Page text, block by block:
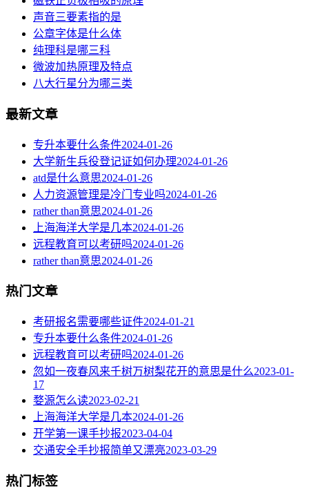
声音三要素指的是
公章字体是什么体
纯理科是哪三科
微波加热原理及特点
八大行星分为哪三类
最新文章
专升本要什么条件2024-01-26
大学新生兵役登记证如何办理2024-01-26
atd是什么意思2024-01-26
人力资源管理是冷门专业吗2024-01-26
rather than意思2024-01-26
上海海洋大学是几本2024-01-26
远程教育可以考研吗2024-01-26
rather than意思2024-01-26
热门文章
考研报名需要哪些证件2024-01-21
专升本要什么条件2024-01-26
远程教育可以考研吗2024-01-26
忽如一夜春风来千树万树梨花开的意思是什么2023-01-
17
婺源怎么读2023-02-21
上海海洋大学是几本2024-01-26
开学第一课手抄报2023-04-04
交通安全手抄报简单又漂亮2023-03-29
热门标签